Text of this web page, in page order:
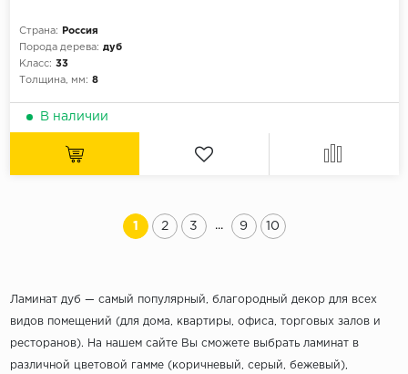
Страна:
Россия
Порода дерева: дуб
Класс: 33
Толщина, мм: 8
В наличии
1 2 3 ... 9 10
Ламинат дуб — самый популярный, благородный декор для всех
видов помещений (для дома, квартиры, офиса, торговых залов и
ресторанов). На нашем сайте Вы сможете выбрать ламинат в
различной цветовой гамме (коричневый, серый, бежевый),